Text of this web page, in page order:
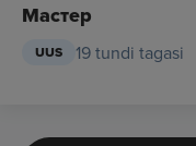
Мастер
UUS 19 tundi tagasi